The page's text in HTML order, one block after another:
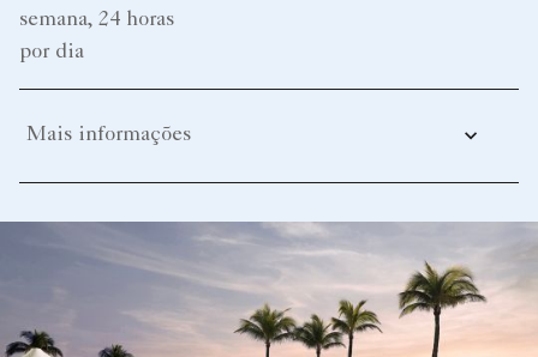
semana, 24 horas
por dia
Mais informações